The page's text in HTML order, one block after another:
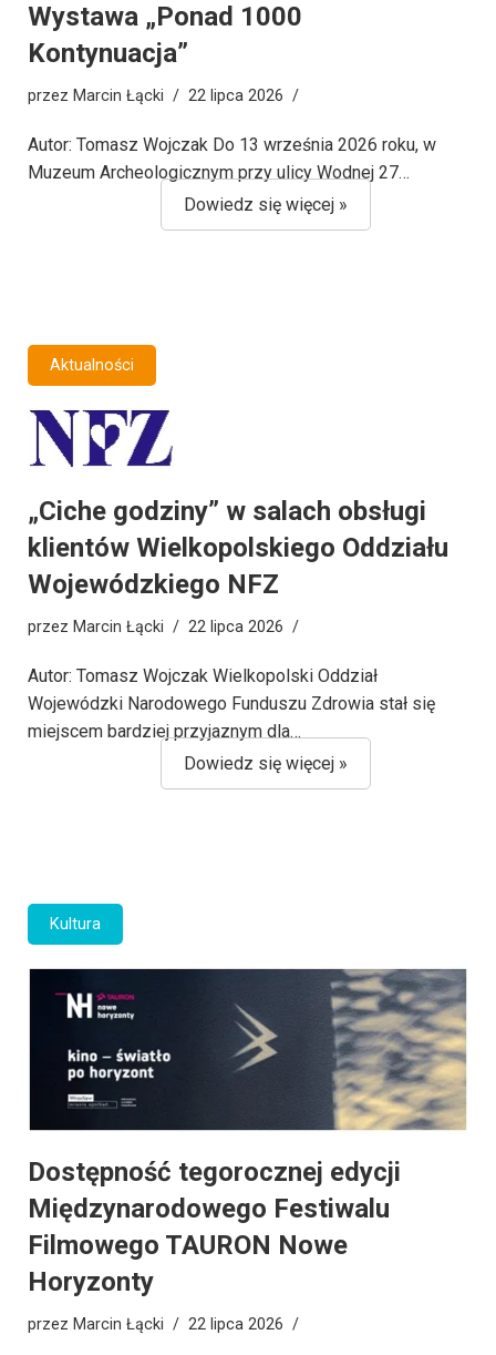
Wystawa „Ponad 1000
Kontynuacja”
przez Marcin Łącki 22 lipca 2026
Autor: Tomasz Wojczak Do 13 września 2026 roku, w
Muzeum Archeologicznym przy ulicy Wodnej 27…
Dowiedz się więcej »
„Ciche godziny” w salach obsługi
klientów Wielkopolskiego Oddziału
Wojewódzkiego NFZ
przez Marcin Łącki 22 lipca 2026
Aktualności
Autor: Tomasz Wojczak Wielkopolski Oddział
Wojewódzki Narodowego Funduszu Zdrowia stał się
miejscem bardziej przyjaznym dla…
Dowiedz się więcej »
Dostępność tegorocznej edycji
Międzynarodowego Festiwalu
Filmowego TAURON Nowe
Horyzonty
przez Marcin Łącki 22 lipca 2026
Kultura